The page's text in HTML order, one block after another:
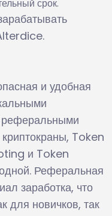
срок.
и удобная
Token
и Token
Реферальная
заработка, что
для новичков, так